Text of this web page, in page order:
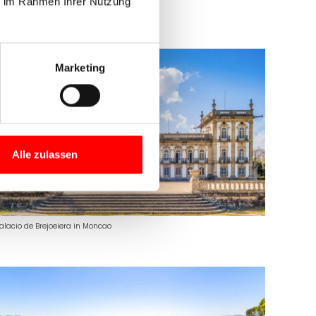
Marketing
Alle zulassen
von Tui
de Brejoeiera in Moncao